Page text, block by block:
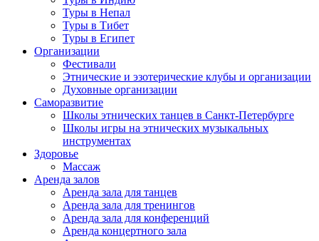
Туры в Непал
Туры в Тибет
Туры в Египет
Организации
Фестивали
Этнические и эзотерические клубы и организации
Духовные организации
Саморазвитие
Школы этнических танцев в Санкт-Петербурге
Школы игры на этнических музыкальных
инструментах
Здоровье
Массаж
Аренда залов
Аренда зала для танцев
Аренда зала для тренингов
Аренда зала для конференций
Аренда концертного зала